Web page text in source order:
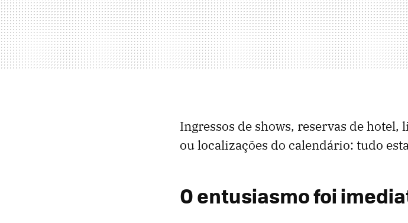
Ingressos de shows, reservas de
ou localizações do calendário: tudo
O entusiasmo foi